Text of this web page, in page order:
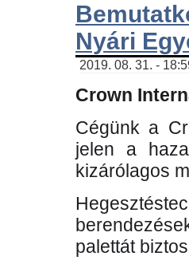
Nyári
2019. 08. 31. -
Crown
Cégünk a
jelen a
kizárólagos
palettát